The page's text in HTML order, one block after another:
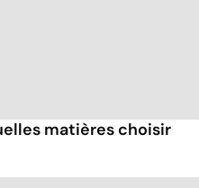
matières choisir